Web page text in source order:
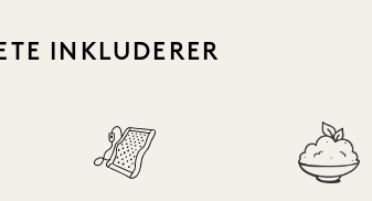
INKLUDERER